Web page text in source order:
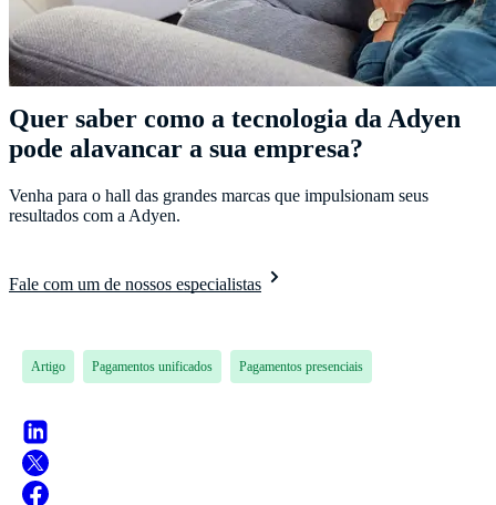
Quer saber como a tecnologia da Adyen
pode alavancar a sua empresa?
Venha para o hall das grandes marcas que impulsionam seus
resultados com a Adyen.
Fale com um de nossos especialistas
Artigo Pagamentos unificados Pagamentos presenciais